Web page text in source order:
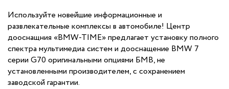
Используйте новейшие информационные и
развлекательные комплексы в автомобиле! Центр
дооснащния «BMW-TIME» предлагает установку полного
спектра мультимедиа систем и дооснащение BMW 7
серии G70 оригинальными опциями БМВ, не
установленными производителем, с сохранением
заводской гарантии.